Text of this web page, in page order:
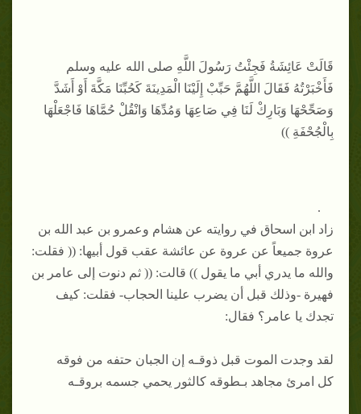
قَالَتْ عَائِشَةُ فَجِئْتُ رَسُولَ اللَّهِ صلى الله عليه وسلم
فَأَخْبَرْتُهُ فَقَالَ اللَّهُمَّ حَبِّبْ إِلَيْنَا الْمَدِينَةَ كَحُبِّنَا مَكَّةَ أَوْ أَشَدَّ
وَصَحِّحْهَا وَبَارِكْ لَنَا فِي صَاعِهَا وَمُدِّهَا وَانْقُلْ حُمَّاهَا فَاجْعَلْهَا
بِالْجُحْفَةِ ))
.
زاد ابن اسحاق في روايته عن هشام وعمرو بن عبد الله بن
عروة جميعاً عن عروة عن عائشة عقب قول أبيها: (( فقلت:
والله ما يدري أبي ما يقول )) قالت: (( ثم دنوت إلى عامر بن
فهيرة -وذلك قبل أن يضرب علينا الحجاب- فقلت: كيف
تجدك يا عامر؟ فقال:
لقد وجدت الموت قبل ذوقـه إن الجبان حتفه من فوقه
كل امرئ مجاهد بـطوقه كالثور يحمي جسمه بروقـه